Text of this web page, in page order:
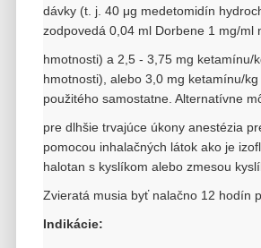
dávky (t. j. 40 μg medetomidín
zodpovedá 0,04 ml Dorbene 1 mg/ml
hmotnosti) a 2,5 - 3,75 mg ketamínu/
hmotnosti), alebo 3,0 mg ketamínu/
použitého samostatne. Alternatívne
pre dlhšie trvajúce úkony anestézia
pomocou inhalačných látok ako je
halotan s kyslíkom alebo zmesou
Zvieratá musia byť nalačno 12 hodín
Indikácie: